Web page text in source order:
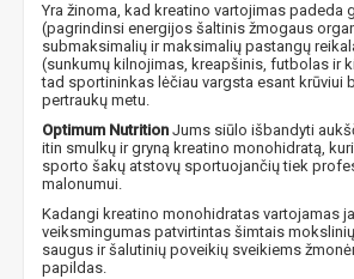
Yra žinoma, kad kreatino vartojimas padeda
(pagrindinsi energijos šaltinis žmogaus
submaksimalių ir maksimalių pastangų
(sunkumų kilnojimas, kreapšinis, futbolas ir
tad sportininkas lėčiau vargsta esant krūviui
pertraukų metu.
Optimum Nutrition Jums siūlo išbandyti
itin smulkų ir gryną kreatino monohidratą,
sporto šakų atstovų sportuojančių tiek
malonumui.
Kadangi kreatino monohidratas vartojamas
veiksmingumas patvirtintas šimtais
saugus ir šalutinių poveikių sveikiems
papildas.